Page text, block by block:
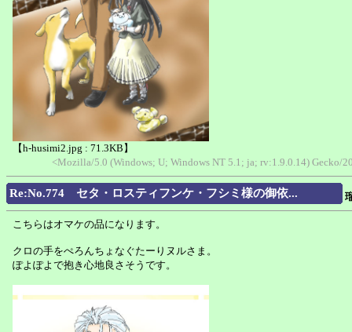
【h-husimi2.jpg : 71.3KB】
<Mozilla/5.0 (Windows; U; Windows NT 5.1; ja; rv:1.9.0.14) Gecko/
Re:No.774 セタ・ロスティフンケ・フシミ様の御依...
こちらはオマケの品になります。
クロの手をぺろんちょなぐたーりヌルさま。
ぽよぽよで抱き心地良さそうです。